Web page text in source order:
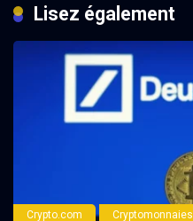
Lisez également
Crypto.com Cryptomonnaies